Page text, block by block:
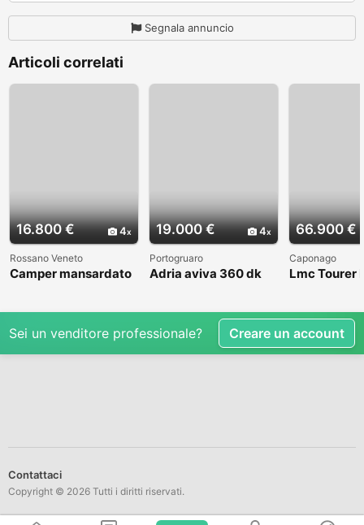
Segnala annuncio
Articoli correlati
16.800 € 4
Rossano Veneto
Camper mansardato
19.000 € 4
Portogruaro
Adria aviva 360 dk
66.900 €
Caponago
Lmc Tourer
Sei un venditore professionale? Creare un account
Contattaci
Copyright © 2026 Tutti i diritti riservati.